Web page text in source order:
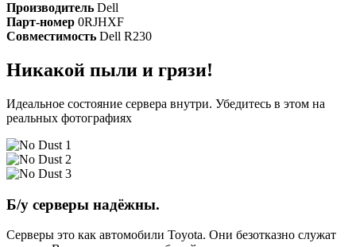
Производитель Dell
Парт-номер 0RJHXF
Совместимость Dell R230
Никакой пыли и грязи!
Идеальное состояние сервера внутри. Убедитесь в этом на
реальных фотографиях
Б/у серверы надёжны.
Серверы это как автомобили Toyota. Они безотказно служат